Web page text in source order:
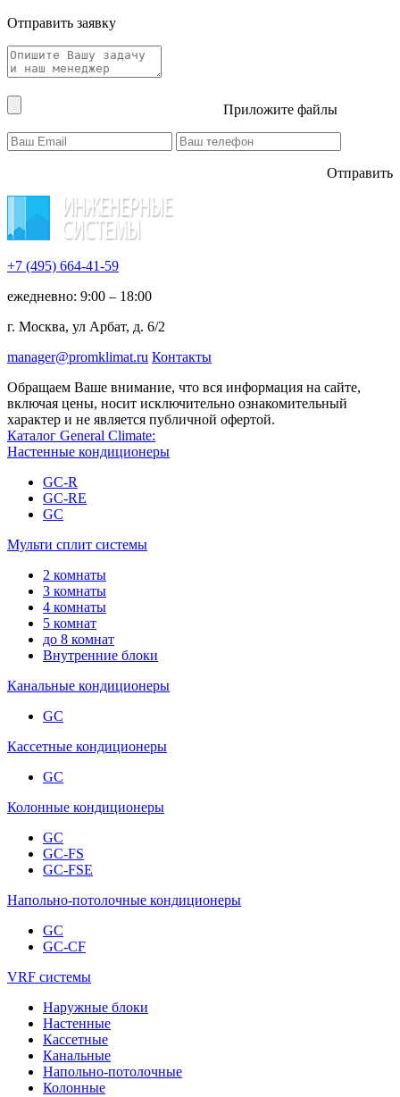
Отправить заявку
Приложите файлы
Отправить
+7 (495) 664-41-59
ежедневно: 9:00 – 18:00
г. Москва, ул Арбат, д. 6/2
manager@promklimat.ru Контакты
Обращаем Ваше внимание, что вся информация на сайте,
включая цены, носит исключительно ознакомительный
характер и не является публичной офертой.
Каталог General Climate:
Настенные кондиционеры
GC-R
GC-RE
GC
Мульти сплит системы
2 комнаты
3 комнаты
4 комнаты
5 комнат
до 8 комнат
Внутренние блоки
Канальные кондиционеры
GC
Кассетные кондиционеры
GC
Колонные кондиционеры
GC
GC-FS
GC-FSE
Напольно-потолочные кондиционеры
GC
GC-CF
VRF системы
Наружные блоки
Настенные
Кассетные
Канальные
Напольно-потолочные
Колонные